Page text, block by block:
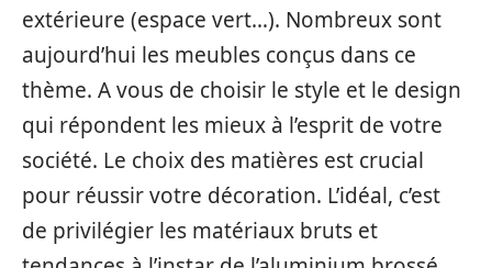
extérieure (espace vert…). Nombreux sont
aujourd’hui les meubles conçus dans ce
thème. A vous de choisir le style et le design
qui répondent les mieux à l’esprit de votre
société. Le choix des matières est crucial
pour réussir votre décoration. L’idéal, c’est
de privilégier les matériaux bruts et